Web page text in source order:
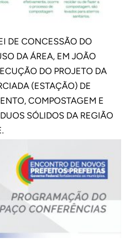
DE CONCESSÃO DO
DA ÁREA, EM JOÃO
DO PROJETO DA
(ESTAÇÃO) DE
COMPOSTAGEM E
SÓLIDOS DA REGIÃO